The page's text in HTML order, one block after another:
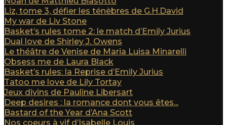
Liz, tome 3, défier les ténèbres de G.H.David
My war de Liv Stone
Basket’s rules tome 2: le match d’Emily Jurius
Dual love de Shirley J. Owens
Le théâtre de Venise de Maria Luisa Minarelli
Obsess me de Laura Black
Basket’s rules: la Reprise d’Emily Jurius
Tatoo me love de Lily Tortay
Jeux divins de Pauline Libersart
Deep desires : la romance dont vous êtes...
Bastard of the Year d’Ana Scott
Nos coeurs à vif d’Isabelle Louis